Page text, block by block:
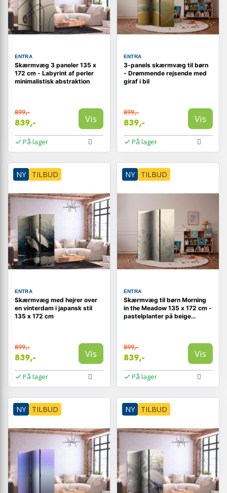
ENTRA
Skærmvæg 3 paneler 135 x
172 cm - Labyrint af perler
minimalistisk abstraktion
899,-
839,- Vis
På lager
ENTRA
3-panels skærmvæg til børn
- Drømmende rejsende med
giraf i bil
899,-
839,- Vis
På lager
NY TILBUD
ENTRA
Skærmvæg med hejrer over
en vinterdam i japansk stil
135 x 172 cm
899,-
839,- Vis
På lager
NY TILBUD
ENTRA
Skærmvæg til børn Morning
in the Meadow 135 x 172 cm -
pastelplanter på beige
899,-
839,- Vis
På lager
NY TILBUD NY TILBUD